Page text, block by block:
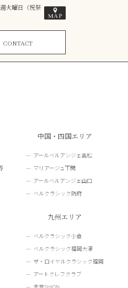
火曜日（祝祭
CONTACT
中国・四国エリア
アールベルアンジェ高松
マリアージュ下関
アールベルアンジェ山口
ベルクラシック防府
九州エリア
ベルクラシック小倉
ベルクラシック福岡大濠
ザ・ロイヤルクラシック福岡
アートクレフクラブ